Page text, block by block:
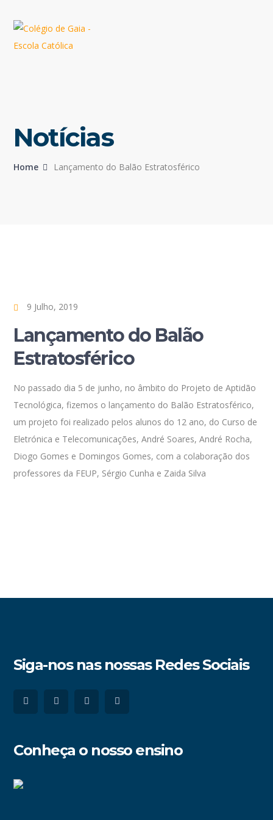
Notícias
Home Lançamento do Balão Estratosférico
9 Julho, 2019
Lançamento do Balão
Estratosférico
No passado dia 5 de junho, no âmbito do Projeto de Aptidão
Tecnológica, fizemos o lançamento do Balão Estratosférico,
um projeto foi realizado pelos alunos do 12 ano, do Curso de
Eletrónica e Telecomunicações, André Soares, André Rocha,
Diogo Gomes e Domingos Gomes, com a colaboração dos
professores da FEUP, Sérgio Cunha e Zaida Silva
Siga-nos nas nossas Redes Sociais
Conheça o nosso ensino